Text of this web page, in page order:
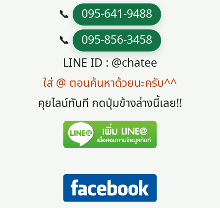
📞 095-641-9488
📞 095-856-3458
LINE ID : @chatee
ใส่ @ ตอนค้นหาด้วยนะครับ^^
คุยไลน์ทันที กดปุ่มข้างล่างนี้เลย!!